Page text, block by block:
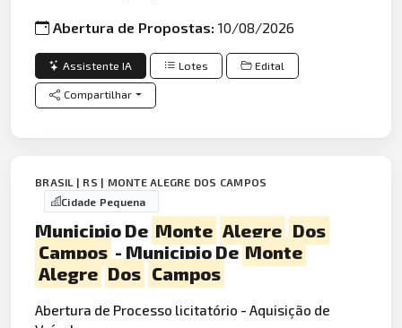
Abertura de Propostas:10/08/2026
Assistente IA Lotes Edital
Compartilhar
BRASIL | RS | MONTE ALEGRE DOS CAMPOS
Cidade Pequena
Municipio De Monte Alegre Dos
Campos - Municipio DeMonte
Alegre Dos Campos
Abertura de Processo licitatório - Aquisição de